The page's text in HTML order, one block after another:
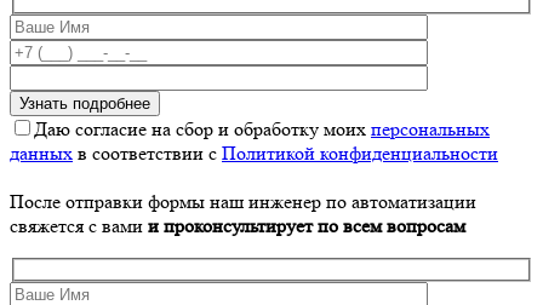
Даю согласие на сбор и обработку моих персональных
данных в соответствии с Политикой конфиденциальности
После отправки формы наш инженер по автоматизации
свяжется с вами и проконсультирует по всем вопросам